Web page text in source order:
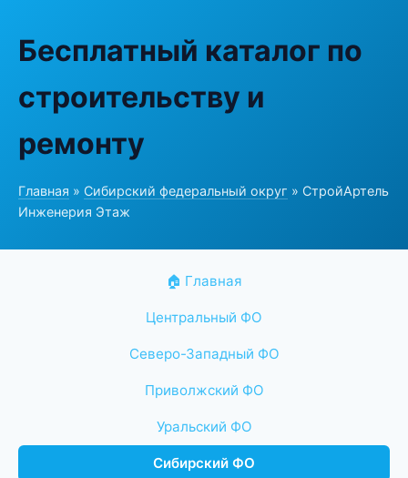
Бесплатный каталог по
строительству и
ремонту
Главная » Сибирский федеральный округ » СтройАртель
Инженерия Этаж
🏠 Главная
Центральный ФО
Северо-Западный ФО
Приволжский ФО
Уральский ФО
Сибирский ФО